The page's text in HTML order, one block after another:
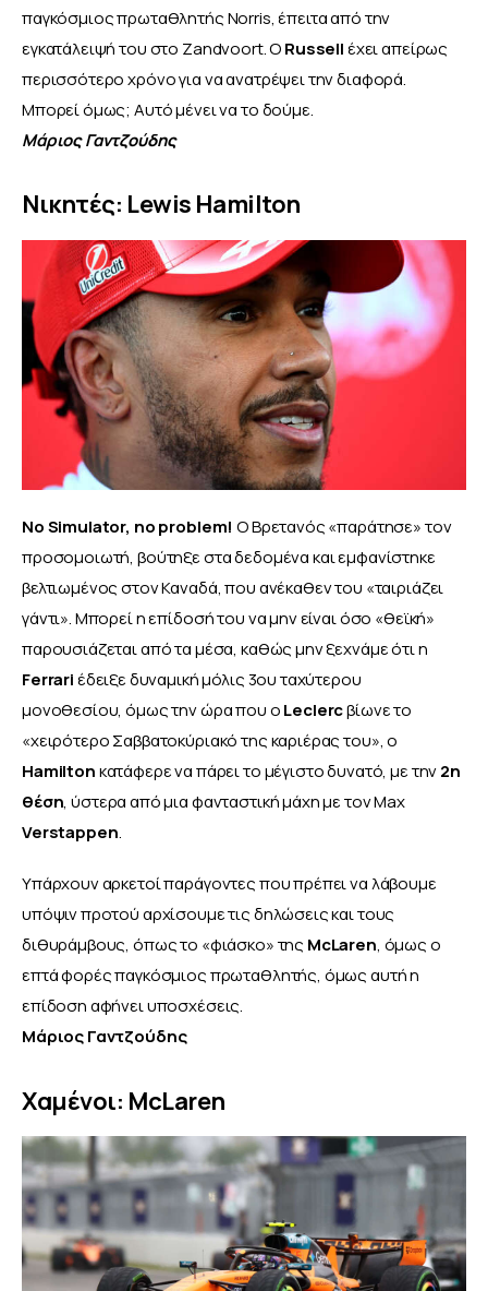
παγκόσμιος πρωταθλητής Norris, έπειτα από την
εγκατάλειψή του στo Zandvoort. Ο Russell έχει απείρως
περισσότερο χρόνο για να ανατρέψει την διαφορά.
Μπορεί όμως; Αυτό μένει να το δούμε.
Μάριος Γαντζούδης
Νικητές: Lewis Hamilton
Νo Simulator, no problem! Ο Βρετανός «παράτησε» τον
προσομοιωτή, βούτηξε στα δεδομένα και εμφανίστηκε
βελτιωμένος στον Καναδά, που ανέκαθεν του «ταιριάζει
γάντι». Μπορεί η επίδοσή του να μην είναι όσο «θεϊκή»
παρουσιάζεται από τα μέσα, καθώς μην ξεχνάμε ότι η
Ferrari έδειξε δυναμική μόλις 3ου ταχύτερου
μονοθεσίου, όμως την ώρα που ο Leclerc βίωνε το
«χειρότερο Σαββατοκύριακό της καριέρας του», ο
Hamilton κατάφερε να πάρει το μέγιστο δυνατό, με την 2η
θέση, ύστερα από μια φανταστική μάχη με τον Max
Verstappen.
Υπάρχουν αρκετοί παράγοντες που πρέπει να λάβουμε
υπόψιν προτού αρχίσουμε τις δηλώσεις και τους
διθυράμβους, όπως το «φιάσκο» της McLaren, όμως ο
επτά φορές παγκόσμιος πρωταθλητής, όμως αυτή η
επίδοση αφήνει υποσχέσεις.
Μάριος Γαντζούδης
Χαμένοι: McLaren